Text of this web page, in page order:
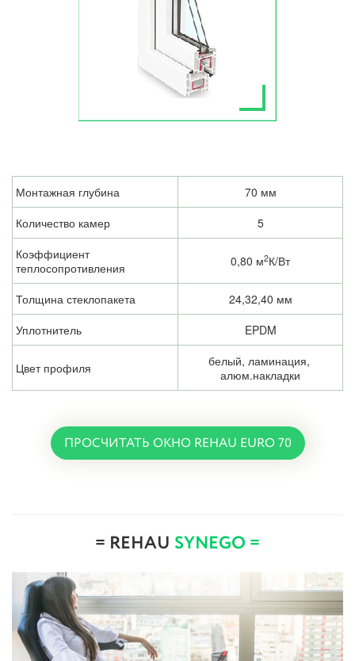
Монтажная глубина
70 мм
Количество камер
5
Коэффициент
теплосопротивления
0,80 м2К/Вт
Толщина стеклопакета
24,32,40 мм
Уплотнитель
EPDM
Цвет профиля
белый, ламинация,
алюм.накладки
ПРОСЧИТАТЬ ОКНО REHAU EURO 70
= REHAU SYNEGO =